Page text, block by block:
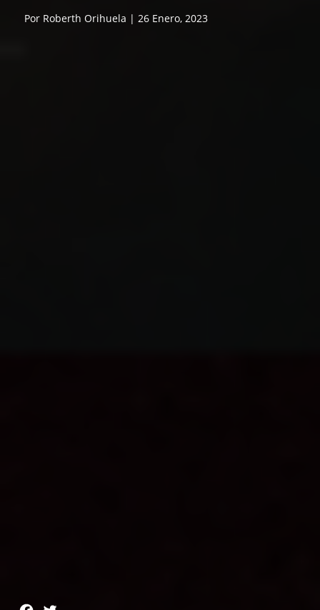
Por Roberth Orihuela | 26 Enero, 2023
Facebook